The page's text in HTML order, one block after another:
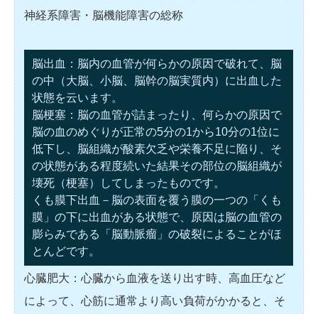
神経系障害・脳機能障害の総称
脳出血：脳内の血管が何らかの原因で破れて、脳
の中（大脳、小脳、脳幹の脳実質内）に出血した
状態を云います。
脳梗塞：脳の血管が詰まったり、何らかの原因で
脳の血のめぐりが正常の5分の1から10分の1位に
低下し、脳組織が酸素欠乏や栄養不足に陥り、そ
の状態がある程度続いた結果その部位の脳組織が
壊死（梗塞）してしまったものです。
くも膜下出血－脳の表面を覆う膜の一つの「くも
膜」の下に出血がある状態で、原因は脳の血管の
膨らみである「脳動脈瘤」の破裂によることがほ
とんどです。
心臓肥大：心臓から血液を送り出す時、高血圧など
によって、心筋に通常より高い負荷がかかると、そ